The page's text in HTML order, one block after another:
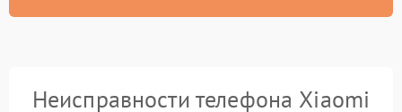
Неисправности телефона Xiaomi